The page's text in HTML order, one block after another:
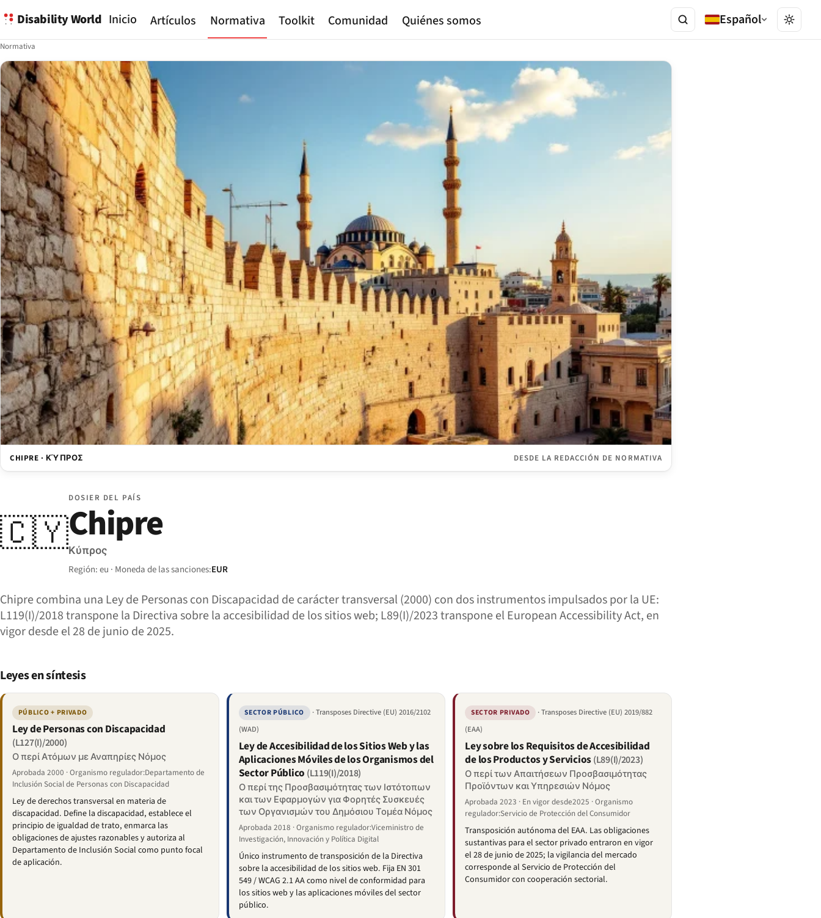
Disability World Inicio Artículos Normativa Toolkit Comunidad Quiénes somos Español
Normativa
CHIPRE · ΚΎΠΡΟΣ DESDE LA REDACCIÓN DE NORMATIVA
🇨🇾
DOSIER DEL PAÍS
Chipre
Κύπρος
Región: eu · Moneda de las sanciones:EUR
Chipre combina una Ley de Personas con Discapacidad de carácter transversal (2000) con dos instrumentos impulsados por la UE:
L119(I)/2018 transpone la Directiva sobre la accesibilidad de los sitios web; L89(I)/2023 transpone el European Accessibility Act, en
vigor desde el 28 de junio de 2025.
Leyes en síntesis
PÚBLICO + PRIVADO
Ley de Personas con Discapacidad
(L127(I)/2000)
Ο περί Ατόμων με Αναπηρίες Νόμος
Aprobada 2000 · Organismo regulador:Departamento de
Inclusión Social de Personas con Discapacidad
Ley de derechos transversal en materia de
discapacidad. Define la discapacidad, establece el
principio de igualdad de trato, enmarca las
obligaciones de ajustes razonables y autoriza al
Departamento de Inclusión Social como punto focal
de aplicación.
SECTOR PÚBLICO
· Transposes Directive (EU) 2016/2102
(WAD)
Ley de Accesibilidad de los Sitios Web y las
Aplicaciones Móviles de los Organismos del
Sector Público (L119(I)/2018)
Ο περί της Προσβασιμότητας των Ιστότοπων
και των Εφαρμογών για Φορητές Συσκευές
των Οργανισμών του Δημόσιου Τομέα Νόμος
Aprobada 2018 · Organismo regulador:Viceministro de
Investigación, Innovación y Política Digital
Único instrumento de transposición de la Directiva
sobre la accesibilidad de los sitios web. Fija EN 301
549 / WCAG 2.1 AA como nivel de conformidad para
los sitios web y las aplicaciones móviles del sector
público.
SECTOR PRIVADO
· Transposes Directive (EU) 2019/882
(EAA)
Ley sobre los Requisitos de Accesibilidad
de los Productos y Servicios(L89(I)/2023)
Ο περί των Απαιτήσεων Προσβασιμότητας
Προϊόντων και Υπηρεσιών Νόμος
Aprobada 2023 · En vigor desde2025 · Organismo
regulador:Servicio de Protección del Consumidor
Transposición autónoma del EAA. Las obligaciones
sustantivas para el sector privado entraron en vigor
el 28 de junio de 2025; la vigilancia del mercado
corresponde al Servicio de Protección del
Consumidor con cooperación sectorial.